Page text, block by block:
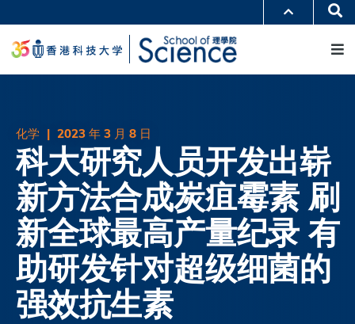
转
要
学术部门索引
生活@科大
化学 | 2023 年 3 月 8 日
科大研究人员开发出崭
新方法合成炭疽霉素 刷
新全球最高产量纪录 有
助研发针对超级细菌的
强效抗生素